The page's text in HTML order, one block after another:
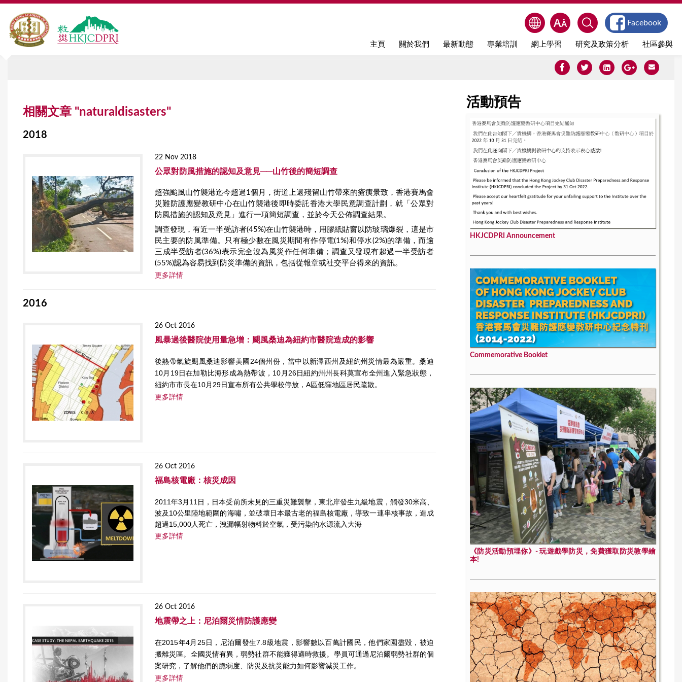
Jump to navigation
主頁 關於我們 最新動態 專業培訓 網上學習 研究及政策分析 社區參與
Facebook
相關文章 "naturaldisasters"
2018
22 Nov 2018
公眾對防風措施的認知及意見──山竹後的簡短調查
超強颱風山竹襲港迄今超過1個月，街道上還殘留山竹帶來的瘡痍景致，香港賽馬會
災難防護應變教研中心在山竹襲港後即時委託香港大學民意調查計劃，就「公眾對
防風措施的認知及意見」進行一項簡短調查，並於今天公佈調查結果。
調查發現，有近一半受訪者(45%)在山竹襲港時，用膠紙貼窗以防玻璃爆裂，這是市
民主要的防風準備。只有極少數在風災期間有作停電(1%)和停水(2%)的準備，而逾
三成半受訪者(36%)表示完全沒為風災作任何準備；調查又發現有超過一半受訪者
(55%)認為容易找到防災準備的資訊，包括從報章或社交平台得來的資訊。
更多詳情
2016
26 Oct 2016
風暴過後醫院使用量急增：颶風桑迪為紐約市醫院造成的影響
後熱帶氣旋颶風桑迪影響美國24個州份，當中以新澤西州及紐約州災情最為嚴重。桑迪
10月19日在加勒比海形成為熱帶波，10月26日紐約州州長科莫宣布全州進入緊急狀態，
紐約市市長在10月29日宣布所有公共學校停放，A區低窪地區居民疏散。
更多詳情
26 Oct 2016
福島核電廠：核災成因
2011年3月11日，日本受前所未見的三重災難襲擊，東北岸發生九級地震，觸發30米高、
波及10公里陸地範圍的海嘯，並破壞日本最古老的福島核電廠，導致一連串核事故，造成
超過15,000人死亡，洩漏幅射物料於空氣，受污染的水源流入大海
更多詳情
26 Oct 2016
地震帶之上：尼泊爾災情防護應變
在2015年4月25日，尼泊爾發生7.8級地震，影響數以百萬計國民，他們家園盡毀，被迫
搬離災區。全國災情有異，弱勢社群不能獲得適時救援。學員可通過尼泊爾弱勢社群的個
案研究，了解他們的脆弱度、防災及抗災能力如何影響減災工作。
更多詳情
活動預告
HKJCDPRI Announcement
Commemorative Booklet
《防災活動預埋你》- 玩遊戲學防災，免費獲取防災教學繪
本!